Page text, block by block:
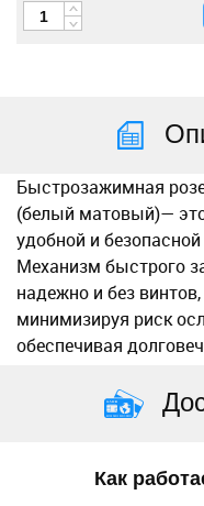
Быстрозажимная
(белый матовый)—
удобной и
Механизм быстрого
надежно и без
минимизируя риск
обеспечивая
Как